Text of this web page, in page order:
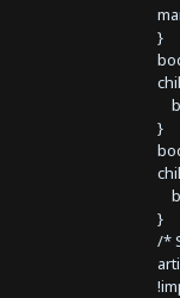
}
}
}
/*